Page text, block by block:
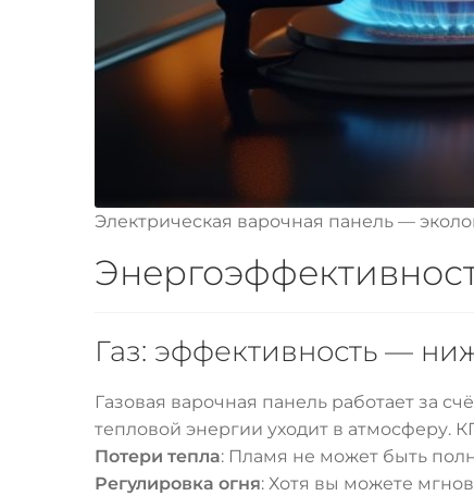
Электрическая варочная панель —
Газ: эффективность —
Газовая варочная панель работает за
тепловой энергии уходит в атмосферу.
Потери тепла: Пламя не может быть
Регулировка огня: Хотя вы можете